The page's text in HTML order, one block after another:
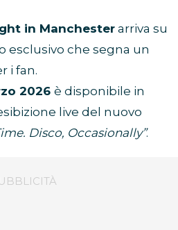
in Manchester arriva su
esclusivo che segna un
i fan.
2026 è disponibile in
live del nuovo
Disco, Occasionally”.